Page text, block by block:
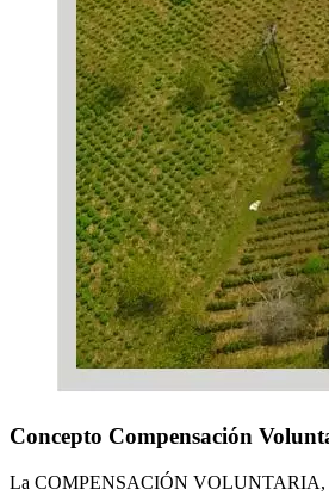
Concepto Compensación
La COMPENSACIÓN VOLUNTARIA,